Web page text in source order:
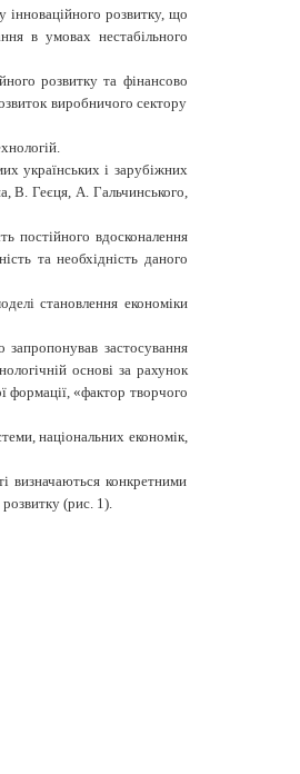
інноваційного розвитку, що
в умовах нестабільного
розвитку та фінансово
виробничого сектору
українських і зарубіжних
В. Геєця, А. Гальчинського,
постійного вдосконалення
та необхідність даного
становлення економіки
застосування
основі за рахунок
формації, «фактор творчого
наці­ональних економік,
визначаються конкретними
(рис. 1).